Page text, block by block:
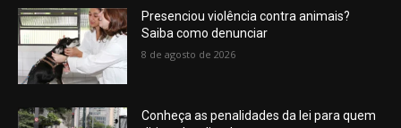
Presenciou violência contra animais?
Saiba como denunciar
8 de agosto de 2026
Conheça as penalidades da lei para quem